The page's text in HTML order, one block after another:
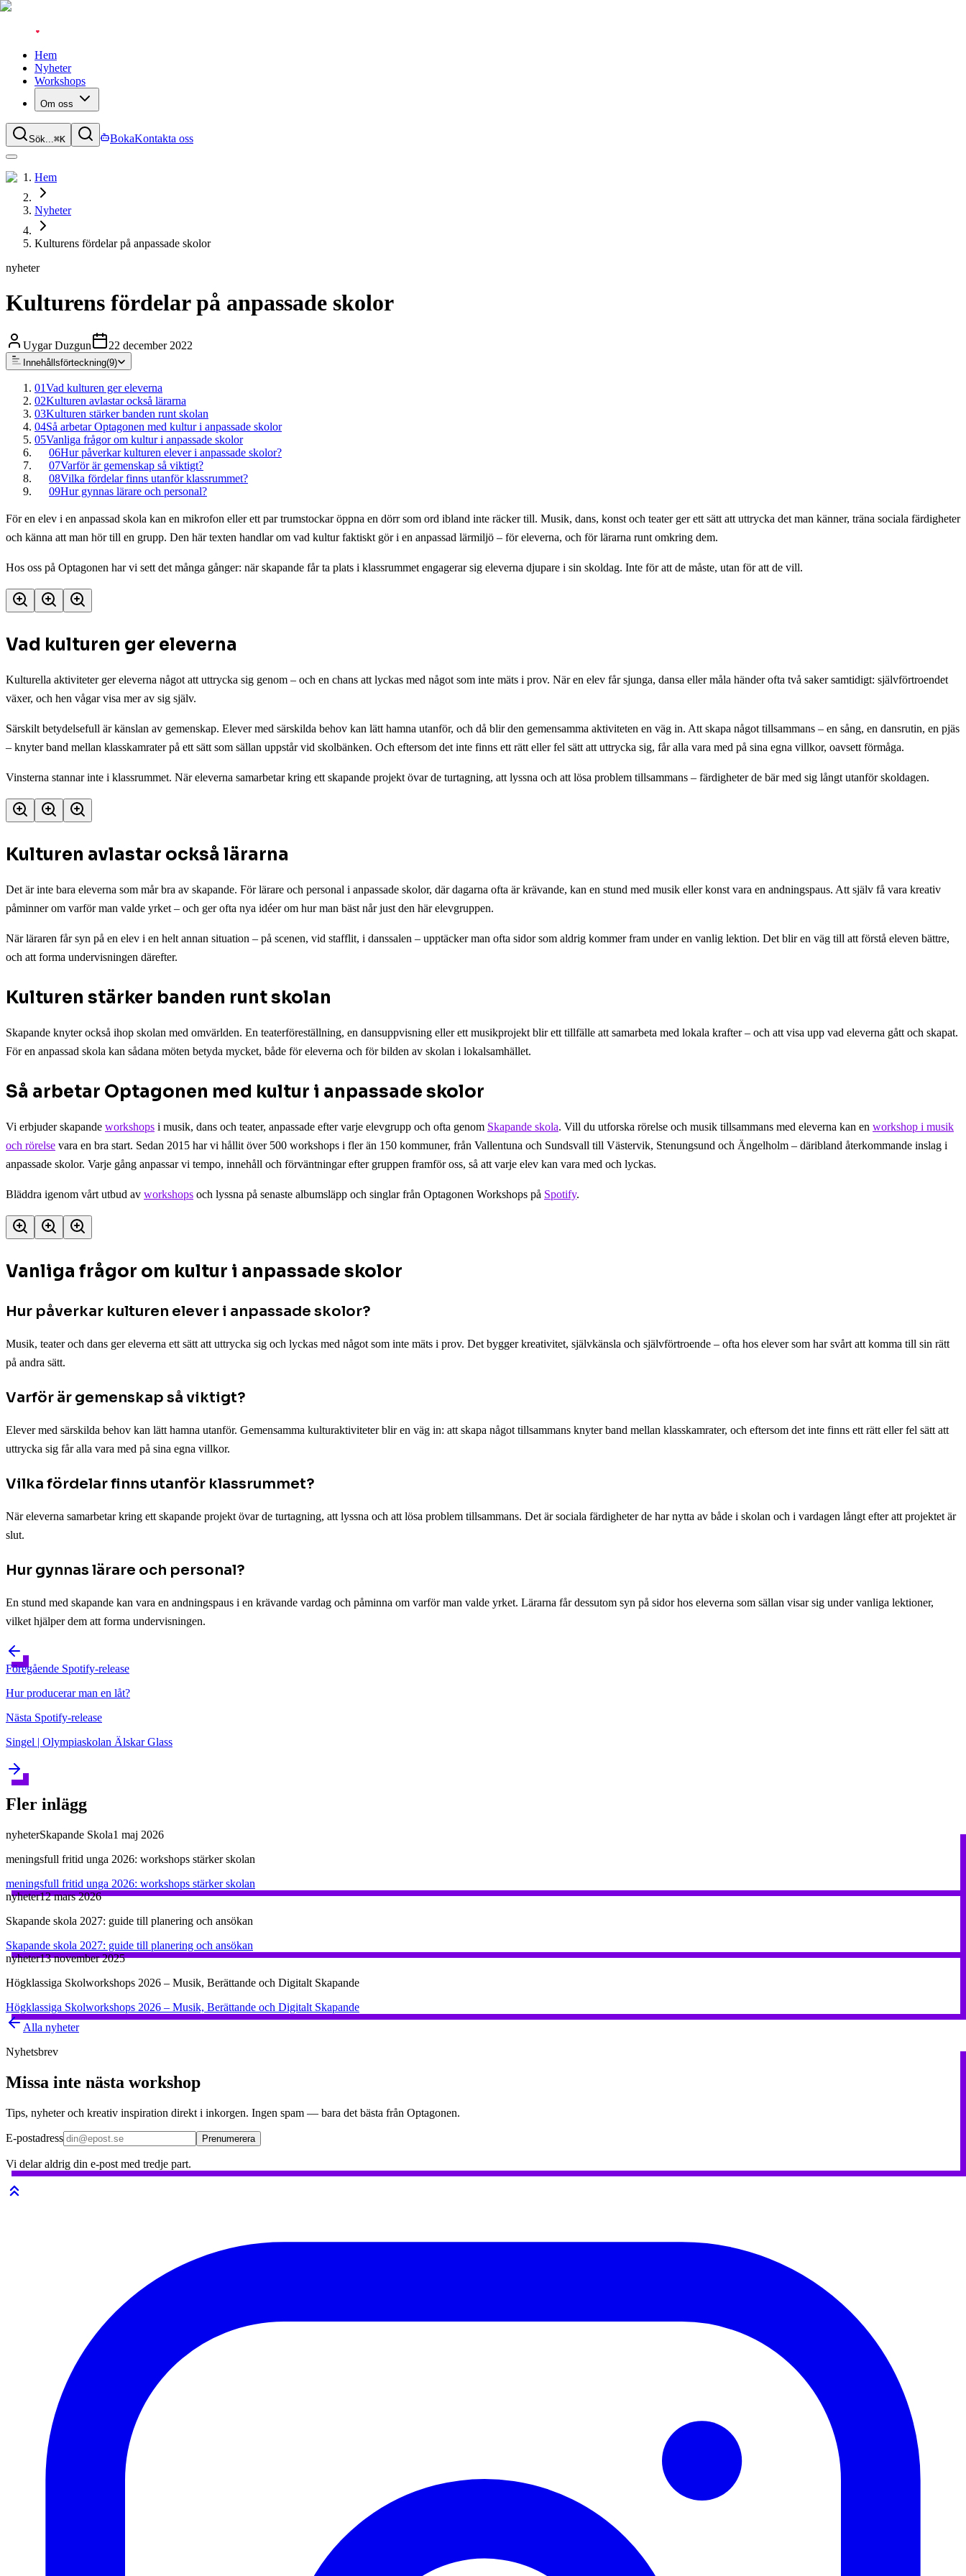
Hem
Nyheter
Workshops
Om oss
Sök...⌘K BokaKontakta oss
Hem
Nyheter
Kulturens fördelar på anpassade skolor
nyheter
Kulturens fördelar på anpassade skolor
Uygar Duzgun 22 december 2022
Innehållsförteckning(9)
01Vad kulturen ger eleverna
02Kulturen avlastar också lärarna
03Kulturen stärker banden runt skolan
04Så arbetar Optagonen med kultur i anpassade skolor
05Vanliga frågor om kultur i anpassade skolor
06Hur påverkar kulturen elever i anpassade skolor?
07Varför är gemenskap så viktigt?
08Vilka fördelar finns utanför klassrummet?
09Hur gynnas lärare och personal?
För en elev i en anpassad skola kan en mikrofon eller ett par trumstockar öppna en dörr som ord ibland inte räcker till. Musik, dans, konst och teater ger ett sätt att uttrycka det man känner, träna sociala färdigheter
och känna att man hör till en grupp. Den här texten handlar om vad kultur faktiskt gör i en anpassad lärmiljö – för eleverna, och för lärarna runt omkring dem.
Hos oss på Optagonen har vi sett det många gånger: när skapande får ta plats i klassrummet engagerar sig eleverna djupare i sin skoldag. Inte för att de måste, utan för att de vill.
Vad kulturen ger eleverna
Kulturella aktiviteter ger eleverna något att uttrycka sig genom – och en chans att lyckas med något som inte mäts i prov. När en elev får sjunga, dansa eller måla händer ofta två saker samtidigt: självförtroendet
växer, och hen vågar visa mer av sig själv.
Särskilt betydelsefull är känslan av gemenskap. Elever med särskilda behov kan lätt hamna utanför, och då blir den gemensamma aktiviteten en väg in. Att skapa något tillsammans – en sång, en dansrutin, en pjäs
– knyter band mellan klasskamrater på ett sätt som sällan uppstår vid skolbänken. Och eftersom det inte finns ett rätt eller fel sätt att uttrycka sig, får alla vara med på sina egna villkor, oavsett förmåga.
Vinsterna stannar inte i klassrummet. När eleverna samarbetar kring ett skapande projekt övar de turtagning, att lyssna och att lösa problem tillsammans – färdigheter de bär med sig långt utanför skoldagen.
Kulturen avlastar också lärarna
Det är inte bara eleverna som mår bra av skapande. För lärare och personal i anpassade skolor, där dagarna ofta är krävande, kan en stund med musik eller konst vara en andningspaus. Att själv få vara kreativ
påminner om varför man valde yrket – och ger ofta nya idéer om hur man bäst når just den här elevgruppen.
När läraren får syn på en elev i en helt annan situation – på scenen, vid stafflit, i danssalen – upptäcker man ofta sidor som aldrig kommer fram under en vanlig lektion. Det blir en väg till att förstå eleven bättre,
och att forma undervisningen därefter.
Kulturen stärker banden runt skolan
Skapande knyter också ihop skolan med omvärlden. En teaterföreställning, en dansuppvisning eller ett musikprojekt blir ett tillfälle att samarbeta med lokala krafter – och att visa upp vad eleverna gått och skapat.
För en anpassad skola kan sådana möten betyda mycket, både för eleverna och för bilden av skolan i lokalsamhället.
Så arbetar Optagonen med kultur i anpassade skolor
Vi erbjuder skapande workshops i musik, dans och teater, anpassade efter varje elevgrupp och ofta genom Skapande skola. Vill du utforska rörelse och musik tillsammans med eleverna kan en workshop i musik
och rörelse vara en bra start. Sedan 2015 har vi hållit över 500 workshops i fler än 150 kommuner, från Vallentuna och Sundsvall till Västervik, Stenungsund och Ängelholm – däribland återkommande inslag i
anpassade skolor. Varje gång anpassar vi tempo, innehåll och förväntningar efter gruppen framför oss, så att varje elev kan vara med och lyckas.
Bläddra igenom vårt utbud av workshops och lyssna på senaste albumsläpp och singlar från Optagonen Workshops på Spotify.
Vanliga frågor om kultur i anpassade skolor
Hur påverkar kulturen elever i anpassade skolor?
Musik, teater och dans ger eleverna ett sätt att uttrycka sig och lyckas med något som inte mäts i prov. Det bygger kreativitet, självkänsla och självförtroende – ofta hos elever som har svårt att komma till sin rätt
på andra sätt.
Varför är gemenskap så viktigt?
Elever med särskilda behov kan lätt hamna utanför. Gemensamma kulturaktiviteter blir en väg in: att skapa något tillsammans knyter band mellan klasskamrater, och eftersom det inte finns ett rätt eller fel sätt att
uttrycka sig får alla vara med på sina egna villkor.
Vilka fördelar finns utanför klassrummet?
När eleverna samarbetar kring ett skapande projekt övar de turtagning, att lyssna och att lösa problem tillsammans. Det är sociala färdigheter de har nytta av både i skolan och i vardagen långt efter att projektet är
slut.
Hur gynnas lärare och personal?
En stund med skapande kan vara en andningspaus i en krävande vardag och påminna om varför man valde yrket. Lärarna får dessutom syn på sidor hos eleverna som sällan visar sig under vanliga lektioner,
vilket hjälper dem att forma undervisningen.
Föregående Spotify-release
Hur producerar man en låt?
Nästa Spotify-release
Singel | Olympiaskolan Älskar Glass
Fler inlägg
nyheterSkapande Skola1 maj 2026
meningsfull fritid unga 2026: workshops stärker skolan
meningsfull fritid unga 2026: workshops stärker skolan
nyheter12 mars 2026
Skapande skola 2027: guide till planering och ansökan
Skapande skola 2027: guide till planering och ansökan
nyheter13 november 2025
Högklassiga Skolworkshops 2026 – Musik, Berättande och Digitalt Skapande
Högklassiga Skolworkshops 2026 – Musik, Berättande och Digitalt Skapande
Alla nyheter
Nyhetsbrev
Missa inte nästa workshop
Tips, nyheter och kreativ inspiration direkt i inkorgen. Ingen spam — bara det bästa från Optagonen.
E-postadress Prenumerera
Vi delar aldrig din e-post med tredje part.